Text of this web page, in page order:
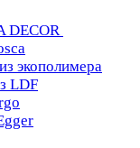
DECOR
экополимера
LDF